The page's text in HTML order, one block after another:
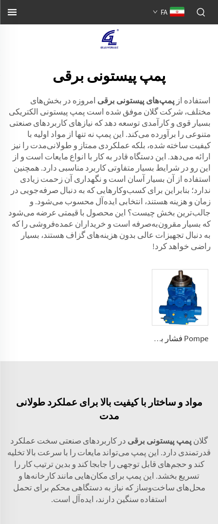
FA
پمپ پیستونی برقی
استفاده از پمپ‌های پیستونی برقی امروزه در بخش‌های
مختلف، شرکت گلان موفق شده است پمپ پیستونی الکتریکی
بسیار قوی و کارآمدی توسعه دهد که نیازهای کاربردهای صنعتی
متنوعی را برآورده می‌کند. این پمپ نه تنها از مواد اولیه با
کیفیت ساخته شده، بلکه عملکردی ممتاز و طولانی‌مدت را نیز
ارائه می‌دهد. این دستگاه قادر به کار با انواع مایعات است و از
این رو در شرایط بسیار متفاوتی کاربرد مناسبی دارد. همچنین
استفاده از آن بسیار آسان است و نگهداری آن زحمت زیادی
ندارد؛ بنابراین برای کسب‌وکارهایی که به دنبال صرفه‌جویی در
زمان و هزینه هستند، انتخابی ایده‌آل محسوب می‌شود. و
جالب‌ترین بخش چیست؟ این محصول با قیمتی عرضه می‌شود
که بسیار مقرون‌به‌صرفه است و خریداران عمده‌فروشی را که
به دنبال تجهیزات عالی بدون هزینه‌های گزاف هستند، بسیار
راضی خواهد کرد!
Pompe فشار بالا با ظرفیت تغییرپذیر A2V 250، 355، 500، 1000
مواد و ساختار با کیفیت بالا برای عملکرد طولانی
مدت
گلان پمپ پیستونی برقی در کاربردهای صنعتی سخت عملکرد
قدرتمندی دارد. این پمپ می‌تواند مایعات را با سرعت بالا تخلیه
کند و حجم‌های قابل توجهی را جابجا کند و بدین ترتیب کار را
تسریع بخشد. این پمپ برای مکان‌هایی مانند کارخانه‌ها و
محل‌های ساخت‌وساز که نیاز به دستگاهی محکم برای تحمل
استفاده سنگین دارند، ایده‌آل است.